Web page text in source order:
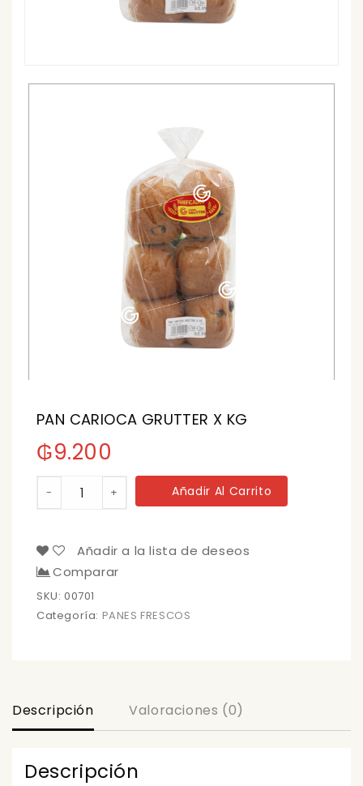
PAN CARIOCA GRUTTER X KG
₲9.200
CARIOCA
KG
cantidad
- + Añadir Al Carrito
Añadir a la lista de deseos
Comparar
SKU: 00701
Categoría: PANES FRESCOS
Descripción Valoraciones (0)
Descripción